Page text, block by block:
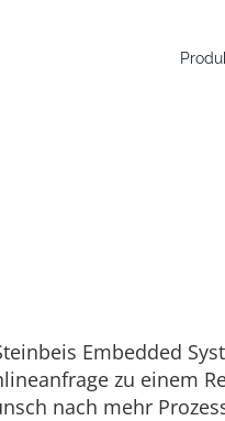
Embedded
zu einem
nach mehr